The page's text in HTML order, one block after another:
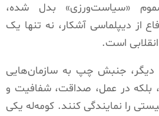
«سیاست‌ورزی» بدل شده،
از دیپلماسی آشکار، نه تنها یک
است.
دیگر، جنبش چپ به سازمان‌هایی
بلکه در عمل، صداقت، شفافیت و
را نمایندگی کنند. کومه‌له یکی